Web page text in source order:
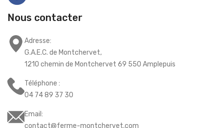
Nous contacter
Adresse:
G.A.E.C. de Montchervet,
1210 chemin de Montchervet 69 550 Amplepuis
Téléphone :
04 74 89 37 30
Email:
contact@ferme-montchervet.com